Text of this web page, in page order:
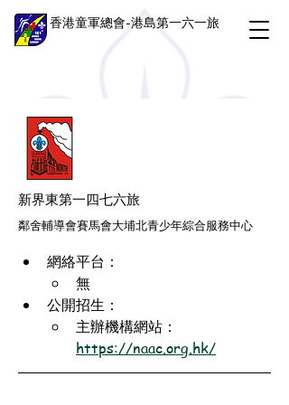
香港童軍總會-港島第一六一旅
新界東第一四七六旅
鄰舍輔導會賽馬會大埔北青少年綜合服務中心
網絡平台：
無
公開招生：
主辦機構網站：
https://naac.org.hk/